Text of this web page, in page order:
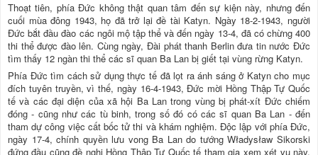
Thoạt tiên, phía Đức không thật quan tâm đến sự kiện này, nhưng đến
cuối mùa đông 1943, họ đã trở lại đề tài Katyn. Ngày 18-2-1943, người
Đức bắt đầu đào các ngôi mộ tập thể và đến ngày 13-4, đã có chừng 400
thi thể được đào lên. Cùng ngày, Đài phát thanh Berlin đưa tin nước Đức
tìm thấy 12 ngàn thi thể các sĩ quan Ba Lan bị giết tại vùng rừng Katyn.
Phía Đức tìm cách sử dụng thực tế đã lọt ra ánh sáng ở Katyn cho mục
đích tuyên truyền, vì thế, ngày 16-4-1943, Đức mời Hồng Thập Tự Quốc
tế và các đại diện của xã hội Ba Lan trong vùng bị phát-xít Đức chiếm
đóng - cũng như các tù binh, trong số đó có các sĩ quan Ba Lan - đến
tham dự công việc cất bốc tử thi và khám nghiệm. Độc lập với phía Đức,
ngày 17-4, chính quyền lưu vong Ba Lan do tướng Władysław Sikorski
đứng đầu cũng đề nghị Hồng Thập Tự Quốc tế tham gia xem xét vụ này.